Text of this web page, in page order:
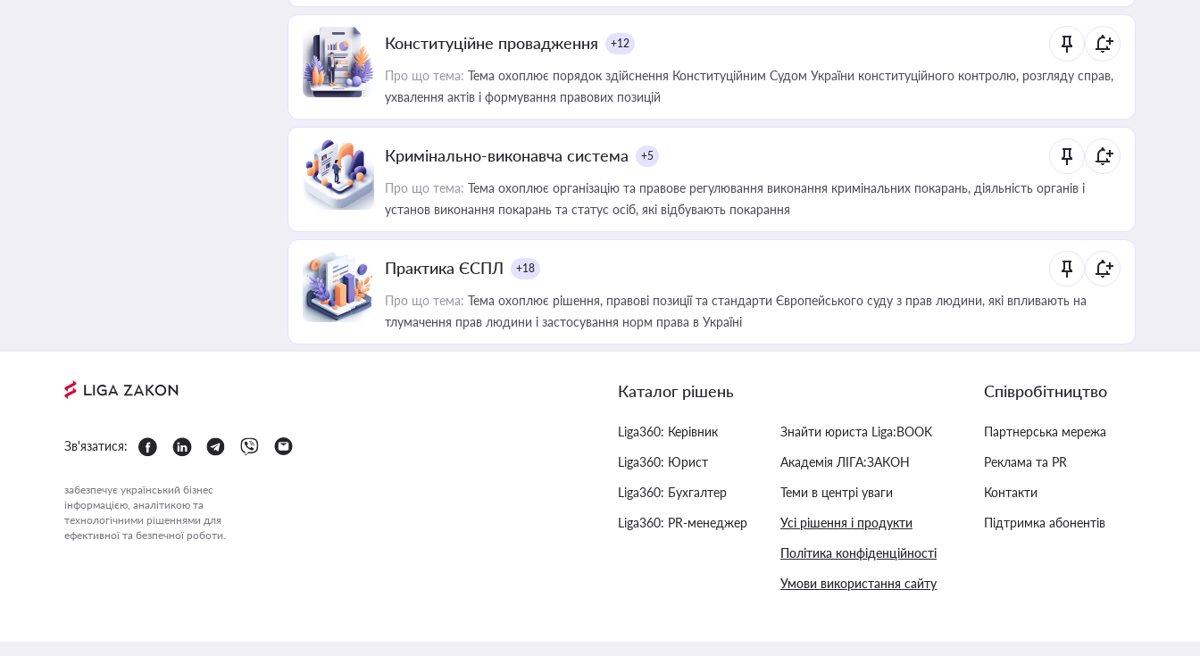
Конституційне провадження +12
Про що тема: Тема охоплює порядок здійснення Конституційним Судом України конституційного контролю, розгляду справ,
ухвалення актів і формування правових позицій
Кримінально-виконавча система +5
Про що тема: Тема охоплює організацію та правове регулювання виконання кримінальних покарань, діяльність органів і
установ виконання покарань та статус осіб, які відбувають покарання
Практика ЄСПЛ +18
Про що тема: Тема охоплює рішення, правові позиції та стандарти Європейського суду з прав людини, які впливають на
тлумачення прав людини і застосування норм права в Україні
Зв'язатися:
забезпечує український бізнес
інформацією, аналітикою та
технологічними рішеннями для
ефективної та безпечної роботи.
Каталог рішень
Liga360: Керівник
Liga360: Юрист
Liga360: Бухгалтер
Liga360: PR-менеджер
Знайти юриста Liga:BOOK
Академія ЛІГА:ЗАКОН
Теми в центрі уваги
Усі рішення і продукти
Політика конфіденційності
Умови використання сайту
Співробітництво
Партнерська мережа
Реклама та PR
Контакти
Підтримка абонентів